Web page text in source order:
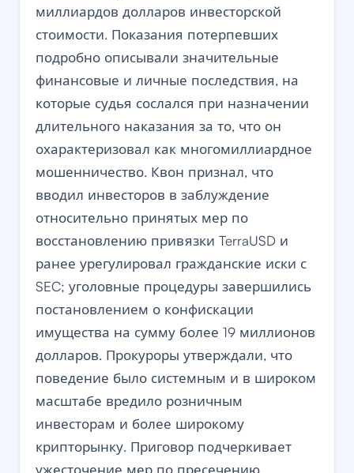
миллиардов долларов инвесторской
стоимости. Показания потерпевших
подробно описывали значительные
финансовые и личные последствия, на
которые судья сослался при назначении
длительного наказания за то, что он
охарактеризовал как многомиллиардное
мошенничество. Квон признал, что
вводил инвесторов в заблуждение
относительно принятых мер по
восстановлению привязки TerraUSD и
ранее урегулировал гражданские иски с
SEC; уголовные процедуры завершились
постановлением о конфискации
имущества на сумму более 19 миллионов
долларов. Прокуроры утверждали, что
поведение было системным и в широком
масштабе вредило розничным
инвесторам и более широкому
крипторынку. Приговор подчеркивает
ужесточение мер по пресечению